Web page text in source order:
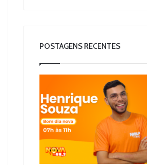
POSTAGENS RECENTES